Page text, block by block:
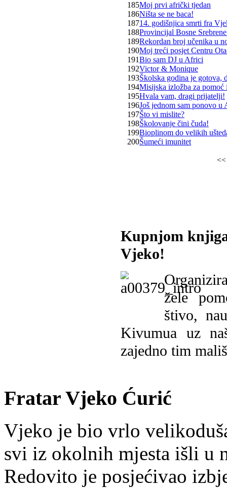
185Moj prvi afrički tjedan
186Ništa se ne baca!
18714. godišnjica smrti fra
188Provincijal Bosne
189Rekordan broj učenika u
190Moj treći posjet Centru
191Bio sam DJ u Africi
192Victor & Monique
193Školska godina je gotova,
194Misijska izložba za pomoć
195Hvala vam, dragi prijatelji!
196Još jednom sam ponovo u
197Što vi mislite?
198Školovanje čini čuda!
199Bioplinom do velikih
200Šumeći imunitet
Kupnjom
Vjeko!
žele
štivo,
Kivumua uz
zajedno tim
Fratar Vjeko Ćurić
Vjeko je bio vrlo
svi iz okolnih mjesta išli u
Redovito je posjećivao